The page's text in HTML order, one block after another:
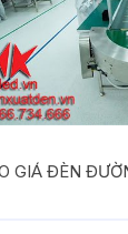
GIÁ ĐÈN